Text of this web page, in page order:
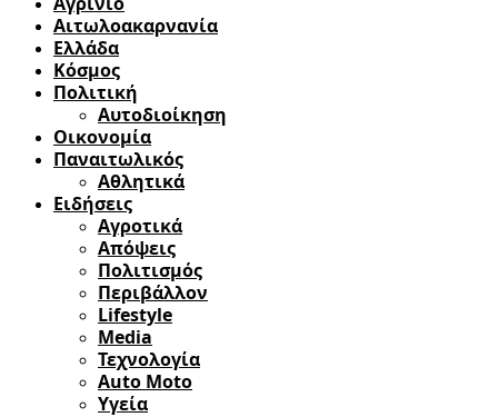
Αιτωλοακαρνανία
Ελλάδα
Κόσμος
Πολιτική
Αυτοδιοίκηση
Οικονομία
Παναιτωλικός
Αθλητικά
Ειδήσεις
Αγροτικά
Απόψεις
Πολιτισμός
Περιβάλλον
Lifestyle
Media
Τεχνολογία
Auto Moto
Υγεία